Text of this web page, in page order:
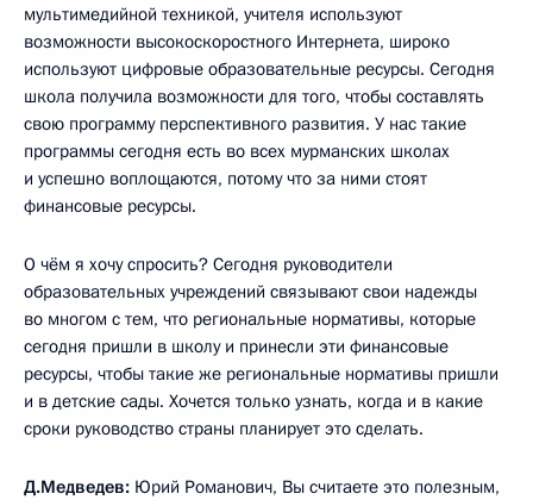
мультимедийной техникой, учителя используют
возможности высокоскоростного Интернета, широко
используют цифровые образовательные ресурсы. Сегодня
школа получила возможности для того, чтобы составлять
свою программу перспективного развития. У нас такие
программы сегодня есть во всех мурманских школах
и успешно воплощаются, потому что за ними стоят
финансовые ресурсы.
О чём я хочу спросить? Сегодня руководители
образовательных учреждений связывают свои надежды
во многом с тем, что региональные нормативы, которые
сегодня пришли в школу и принесли эти финансовые
ресурсы, чтобы такие же региональные нормативы пришли
и в детские сады. Хочется только узнать, когда и в какие
сроки руководство страны планирует это сделать.
Д.Медведев: Юрий Романович, Вы считаете это полезным,